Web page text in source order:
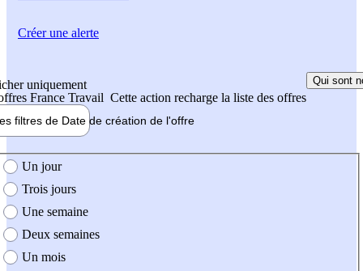
uniquement
France Travail Cette action recharge la liste des offres
Qui sont
filtres de Date de création de l'offre
création de l'offre
Un jour
Trois jours
Une semaine
Deux semaines
Un mois
Créer une alerte